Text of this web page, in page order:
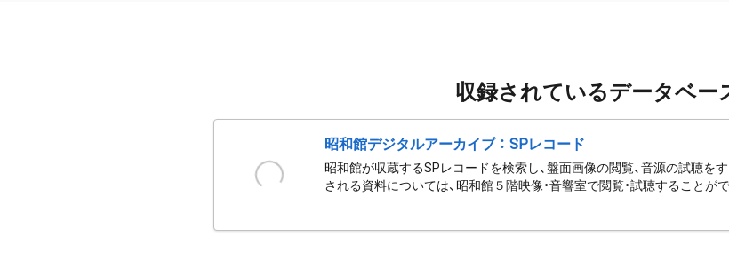
収録されているデータベー
昭和館デジタルアーカイブ ： SPレコード
昭和館が収蔵するSPレコードを検索し、盤面画像の閲覧、音源の試聴を
される資料については、昭和館５階映像・音響室で閲覧・試聴することがで